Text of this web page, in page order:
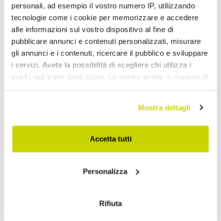
personali, ad esempio il vostro numero IP, utilizzando
tecnologie come i cookie per memorizzare e accedere
alle informazioni sul vostro dispositivo al fine di
pubblicare annunci e contenuti personalizzati, misurare
gli annunci e i contenuti, ricercare il pubblico e sviluppare
i servizi. Avete la possibilità di scegliere chi utilizza i
vostri dati e per quali scopi. Le vostre scelte in materia di
modificare o revocare il proprio consenso in qualsiasi
momento dalla Dichiarazione sui cookie o facendo clic
sull'icona di attivazione della privacy.
raccogliere informazioni sulla tua posizione
Identificare il tuo dispositivo, scansionandolo
Mostra dettagli
Accetta tutti
Personalizza
Rifiuta
Take advantage of it now!